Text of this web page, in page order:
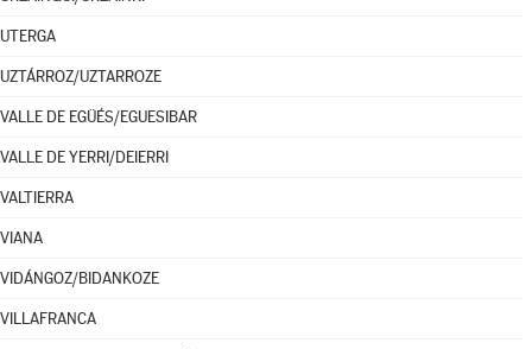
UTERGA
UZTÁRROZ/UZTARROZE
VALLE DE EGÜÉS/EGUESIBAR
VALLE DE YERRI/DEIERRI
VALTIERRA
VIANA
VIDÁNGOZ/BIDANKOZE
VILLAFRANCA